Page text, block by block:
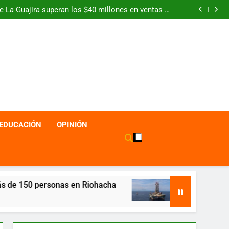
La Guajira superan los $40 millones en ventas en
la feria Colombia son las Regiones
Un poema de Benjamín Romero Barliza
Guajira superan los $40 millones en ventas en
EDUCACIÓN OPINIÓN
Nuevo hallazgo de gas de Petrobras y